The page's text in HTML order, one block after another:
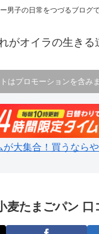
男子の日常をつづるブログで
がオイラの生きる
はプロモーションを含みま
が大集合！買うなら
麦たまごパン 口